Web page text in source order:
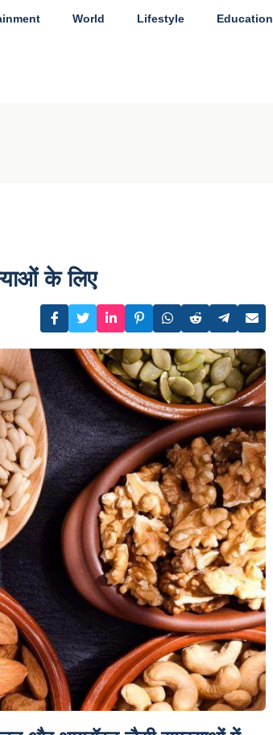
World Lifestyle Education
के लिए